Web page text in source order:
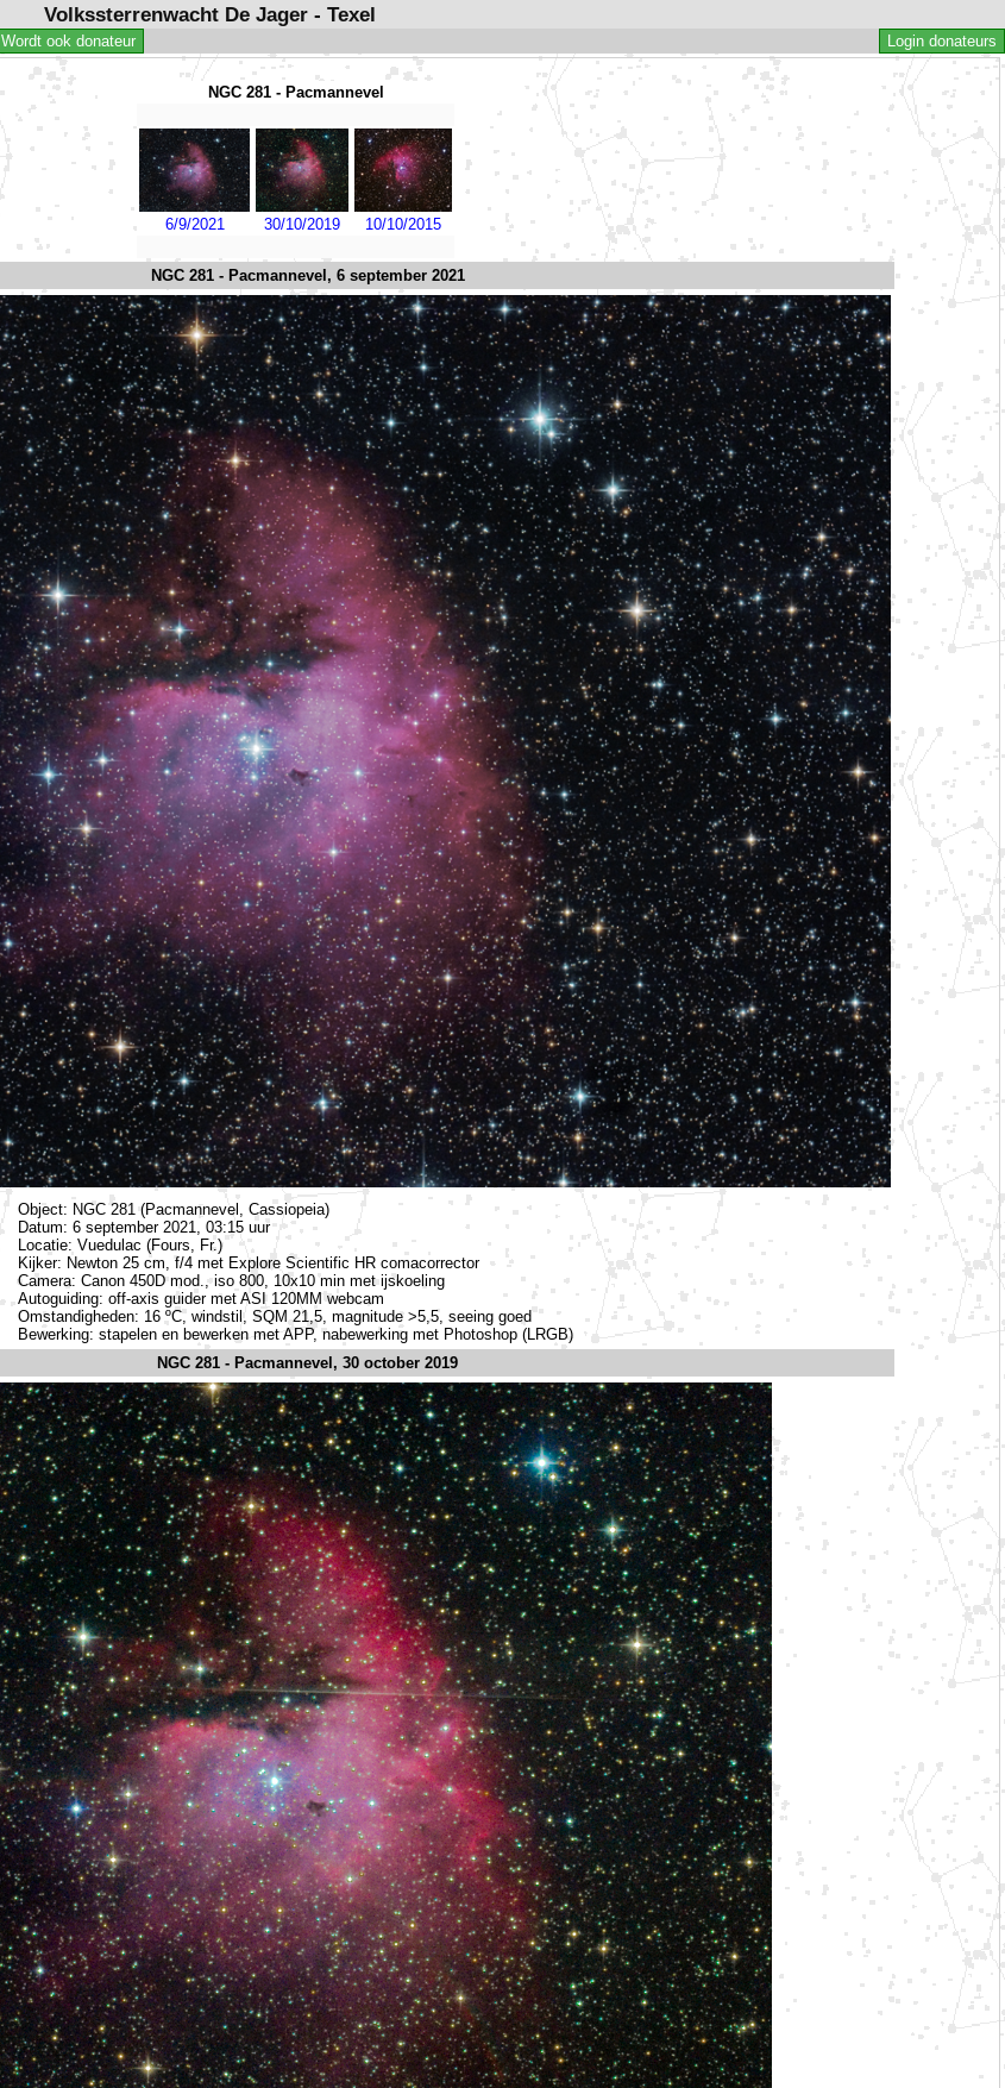
Volkssterrenwacht De Jager - Texel
Wordt ook donateur
Login donateurs
NGC 281 - Pacmannevel
6/9/2021 30/10/2019 10/10/2015
NGC 281 - Pacmannevel, 6 september 2021
Object: NGC 281 (Pacmannevel, Cassiopeia)
Datum: 6 september 2021, 03:15 uur
Locatie: Vuedulac (Fours, Fr.)
Kijker: Newton 25 cm, f/4 met Explore Scientific HR comacorrector
Camera: Canon 450D mod., iso 800, 10x10 min met ijskoeling
Autoguiding: off-axis guider met ASI 120MM webcam
Omstandigheden: 16 ºC, windstil, SQM 21,5, magnitude >5,5, seeing goed
Bewerking: stapelen en bewerken met APP, nabewerking met Photoshop (LRGB)
NGC 281 - Pacmannevel, 30 october 2019